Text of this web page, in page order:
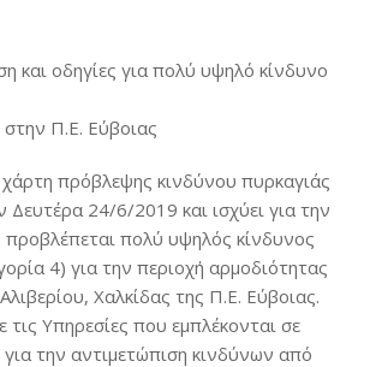
και οδηγίες για πολύ υψηλό κίνδυνο
Π.Ε. Εύβοιας
πρόβλεψης κινδύνου πυρκαγιάς
Δευτέρα 24/6/2019 και ισχύει για την
πολύ υψηλός κίνδυνος
4) για την περιοχή αρμοδιότητας
Χαλκίδας της Π.Ε. Εύβοιας.
Υπηρεσίες που εμπλέκονται σε
για την αντιμετώπιση κινδύνων από